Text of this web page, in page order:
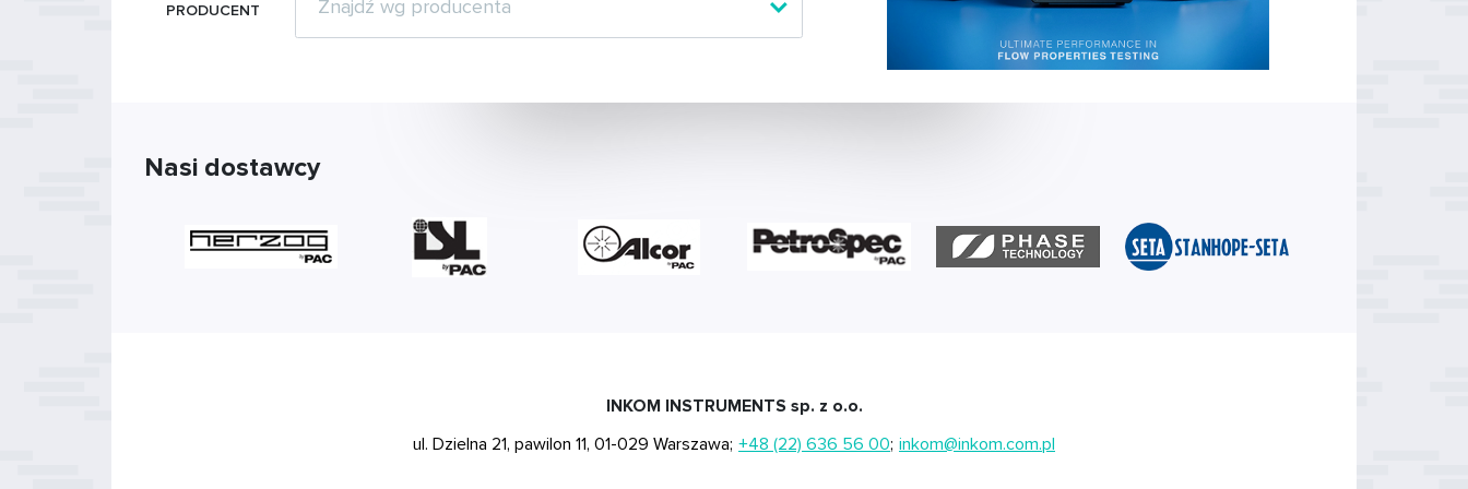
PRODUCENT
Nasi dostawcy
INKOM INSTRUMENTS sp. z o.o.
ul. Dzielna 21, pawilon 11, 01-029 Warszawa; +48 (22) 636 56 00; inkom@inkom.com.pl